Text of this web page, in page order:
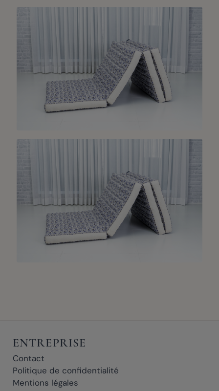
ENTREPRISE
Contact
Politique de confidentialité
Mentions légales